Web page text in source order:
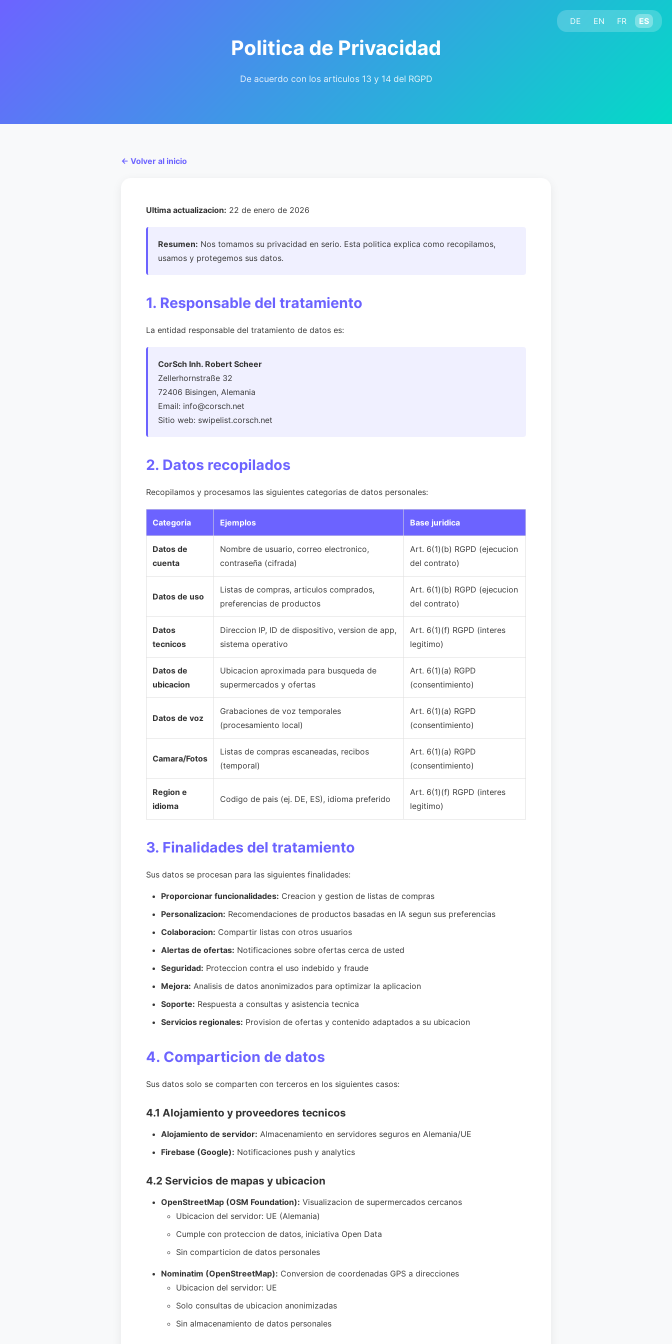
DE EN FR ES
Politica de Privacidad
De acuerdo con los articulos 13 y 14 del RGPD
← Volver al inicio
Ultima actualizacion: 22 de enero de 2026
Resumen: Nos tomamos su privacidad en serio. Esta politica explica como recopilamos,
usamos y protegemos sus datos.
1. Responsable del tratamiento
La entidad responsable del tratamiento de datos es:
CorSch Inh. Robert Scheer
Zellerhornstraße 32
72406 Bisingen, Alemania
Email: info@corsch.net
Sitio web: swipelist.corsch.net
2. Datos recopilados
Recopilamos y procesamos las siguientes categorias de datos personales:
Categoria Ejemplos Base juridica
Datos de
cuenta
Nombre de usuario, correo electronico,
contraseña (cifrada)
Art. 6(1)(b) RGPD (ejecucion
del contrato)
Datos de uso
Listas de compras, articulos comprados,
preferencias de productos
Art. 6(1)(b) RGPD (ejecucion
del contrato)
Datos
tecnicos
Direccion IP, ID de dispositivo, version de app,
sistema operativo
Art. 6(1)(f) RGPD (interes
legitimo)
Datos de
ubicacion
Ubicacion aproximada para busqueda de
supermercados y ofertas
Art. 6(1)(a) RGPD
(consentimiento)
Datos de voz
Grabaciones de voz temporales
(procesamiento local)
Art. 6(1)(a) RGPD
(consentimiento)
Camara/Fotos
Listas de compras escaneadas, recibos
(temporal)
Art. 6(1)(a) RGPD
(consentimiento)
Region e
idioma
Codigo de pais (ej. DE, ES), idioma preferido
Art. 6(1)(f) RGPD (interes
legitimo)
3. Finalidades del tratamiento
Sus datos se procesan para las siguientes finalidades:
Proporcionar funcionalidades: Creacion y gestion de listas de compras
Personalizacion: Recomendaciones de productos basadas en IA segun sus preferencias
Colaboracion: Compartir listas con otros usuarios
Alertas de ofertas: Notificaciones sobre ofertas cerca de usted
Seguridad: Proteccion contra el uso indebido y fraude
Mejora: Analisis de datos anonimizados para optimizar la aplicacion
Soporte: Respuesta a consultas y asistencia tecnica
Servicios regionales: Provision de ofertas y contenido adaptados a su ubicacion
4. Comparticion de datos
Sus datos solo se comparten con terceros en los siguientes casos:
4.1 Alojamiento y proveedores tecnicos
Alojamiento de servidor: Almacenamiento en servidores seguros en Alemania/UE
Firebase (Google): Notificaciones push y analytics
4.2 Servicios de mapas y ubicacion
OpenStreetMap (OSM Foundation): Visualizacion de supermercados cercanos
Ubicacion del servidor: UE (Alemania)
Cumple con proteccion de datos, iniciativa Open Data
Sin comparticion de datos personales
Nominatim (OpenStreetMap): Conversion de coordenadas GPS a direcciones
Ubicacion del servidor: UE
Solo consultas de ubicacion anonimizadas
Sin almacenamiento de datos personales